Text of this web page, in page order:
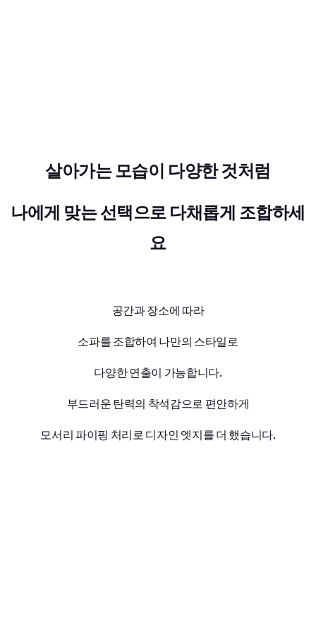
살아가는 모습이 다양한 것처럼
나에게 맞는 선택으로 다채롭게 조합하세
요
공간과 장소에 따라
소파를 조합하여 나만의 스타일로
다양한 연출이 가능합니다.
부드러운 탄력의 착석감으로 편안하게
모서리 파이핑 처리로 디자인 엣지를 더 했습니다.